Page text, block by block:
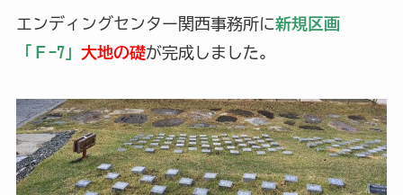
エンディングセンター関西事務所に新規区画
「Ｆ-7」 大地の礎が完成しました。